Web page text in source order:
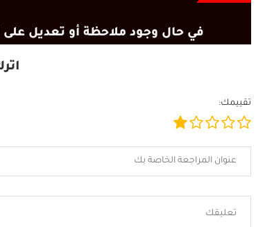
في حال وجود ملاحظة أو تعديل
تقييمك: